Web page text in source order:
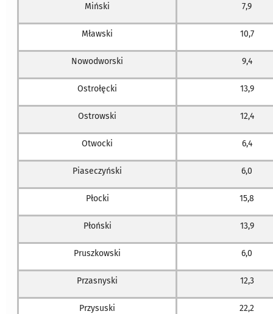
Miński 7,9
Mławski 10,7
Nowodworski 9,4
Ostrołęcki 13,9
Ostrowski 12,4
Otwocki 6,4
Piaseczyński 6,0
Płocki 15,8
Płoński 13,9
Pruszkowski 6,0
Przasnyski 12,3
Przysuski 22,2